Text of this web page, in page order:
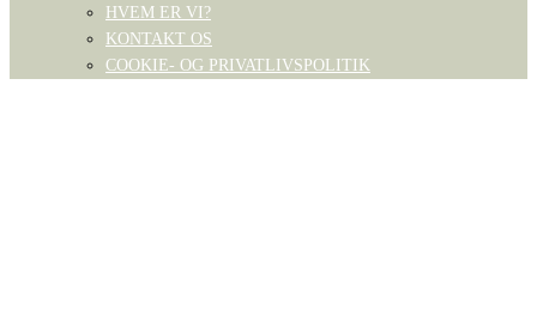
HVEM ER VI?
KONTAKT OS
COOKIE- OG PRIVATLIVSPOLITIK